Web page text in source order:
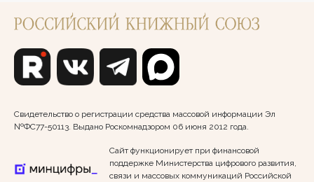
Свидетельство о регистрации средства массовой информации Эл
№ФС77-50113. Выдано Роскомнадзором 06 июня 2012 года.
Сайт функционирует при финансовой
поддержке Министерства цифрового развития,
связи и массовых коммуникаций Российской